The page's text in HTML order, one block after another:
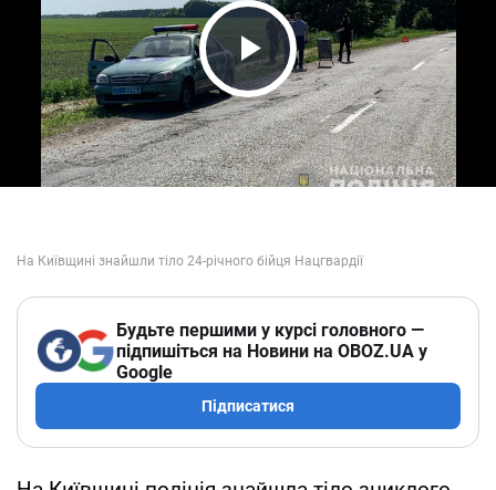
Play Video
Будьте першими у курсі головного —
підпишіться на Новини на OBOZ.UA у
Google
Підписатися